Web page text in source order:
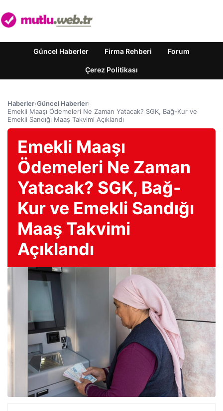
Güncel Haberler Firma Rehberi Forum
Çerez Politikası
Haberler›Güncel Haberler›
Emekli Maaşı Ödemeleri Ne Zaman Yatacak? SGK, Bağ-Kur ve
Emekli Sandığı Maaş Takvimi Açıklandı
Emekli Maaşı
Ödemeleri Ne Zaman
Yatacak? SGK, Bağ-
Kur ve Emekli Sandığı
Maaş Takvimi
Açıklandı